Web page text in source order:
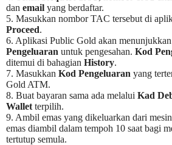
dan email yang berdaftar.
5. Masukkan nombor TAC tersebut di
Proceed.
6. Aplikasi Public Gold akan menunjukkan
Pengeluaran untuk pengesahan. Kod
ditemui di bahagian History.
7. Masukkan Kod Pengeluaran yang
Gold ATM.
8. Buat bayaran sama ada melalui Kad
Wallet terpilih.
9. Ambil emas yang dikeluarkan dari
emas diambil dalam tempoh 10 saat bagi
tertutup semula.